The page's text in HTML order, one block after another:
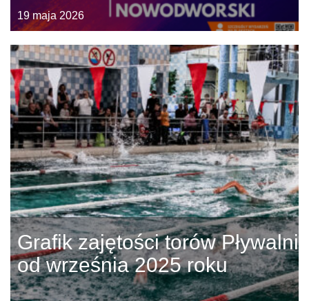
19 maja 2026
Grafik zajętości torów Pływalni
od września 2025 roku